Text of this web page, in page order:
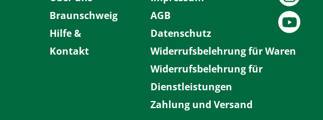
Braunschweig
Hilfe &
Kontakt
AGB
Datenschutz
Widerrufsbelehrung für Waren
Widerrufsbelehrung für
Dienstleistungen
Zahlung und Versand